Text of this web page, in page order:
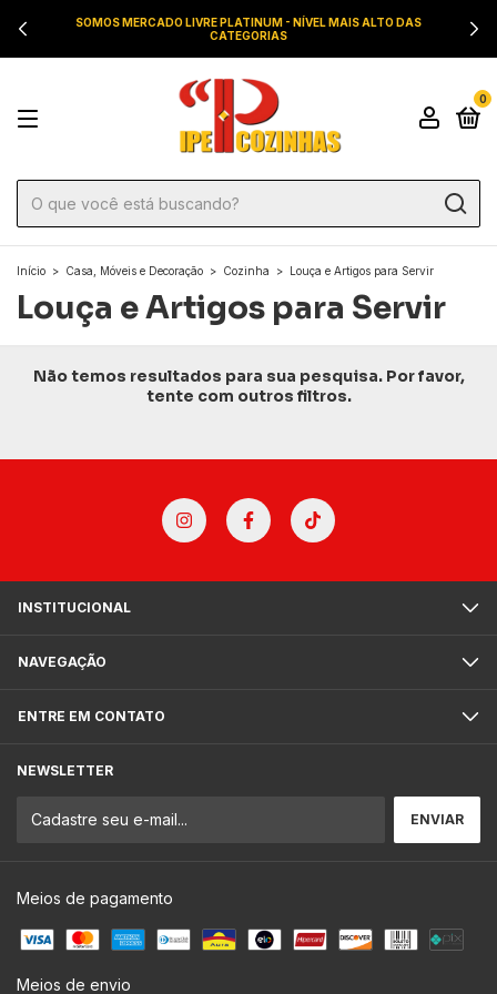
SOMOS MERCADO LIVRE PLATINUM - NÍVEL MAIS ALTO DAS
CATEGORIAS
0
Início > Casa, Móveis e Decoração > Cozinha > Louça e Artigos para Servir
Louça e Artigos para Servir
Não temos resultados para sua pesquisa. Por favor,
tente com outros filtros.
INSTITUCIONAL
NAVEGAÇÃO
ENTRE EM CONTATO
NEWSLETTER
Meios de pagamento
Meios de envio